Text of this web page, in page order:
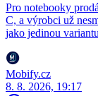
Pro notebooky
C, a výrobci už
jako jedinou
Mobify.cz
8. 8. 2026, 19:17